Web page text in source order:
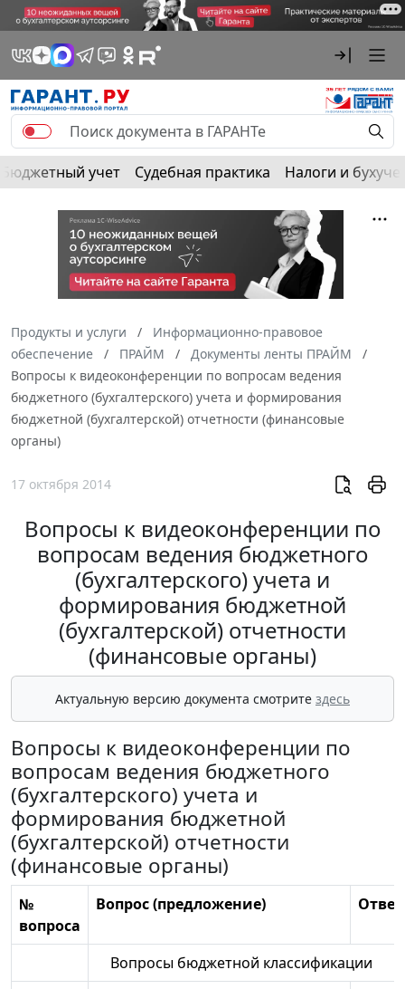
Бюджетный учет Судебная практика Налоги и
Продукты и услуги
Информационно-правовое
обеспечение
ПРАЙМ
Документы ленты ПРАЙМ
Вопросы к видеоконференции по вопросам ведения
бюджетного (бухгалтерского) учета и формирования
бюджетной (бухгалтерской) отчетности (финансовые
органы)
17 октября 2014
Вопросы к видеоконференции по
вопросам ведения бюджетного
(бухгалтерского) учета и
формирования бюджетной
(бухгалтерской) отчетности
(финансовые органы)
Актуальную версию документа смотрите здесь
Вопросы к видеоконференции по
вопросам ведения бюджетного
(бухгалтерского) учета и
формирования бюджетной
(бухгалтерской) отчетности
(финансовые органы)
№
вопроса
Вопрос (предложение) Ответ
Вопросы бюджетной классификации